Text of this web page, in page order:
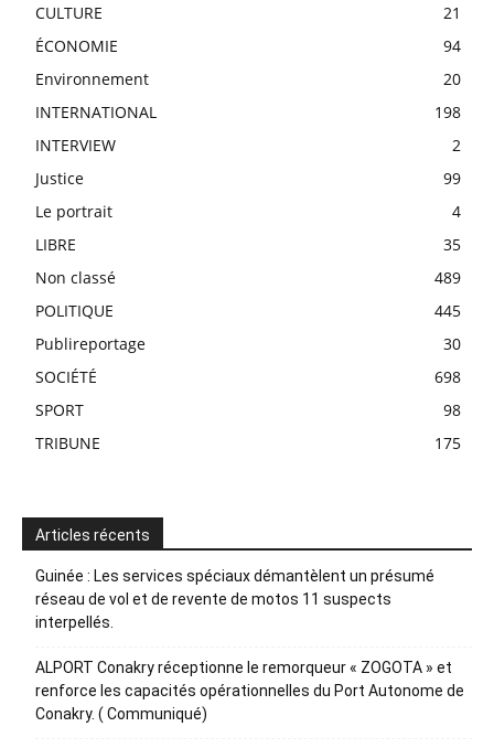
CULTURE
21
ÉCONOMIE
94
Environnement
20
INTERNATIONAL
198
INTERVIEW
2
Justice
99
Le portrait
4
LIBRE
35
Non classé
489
POLITIQUE
445
Publireportage
30
SOCIÉTÉ
698
SPORT
98
TRIBUNE
175
Articles récents
Guinée : Les services spéciaux démantèlent un présumé
réseau de vol et de revente de motos 11 suspects
interpellés.
ALPORT Conakry réceptionne le remorqueur « ZOGOTA » et
renforce les capacités opérationnelles du Port Autonome de
Conakry. ( Communiqué)